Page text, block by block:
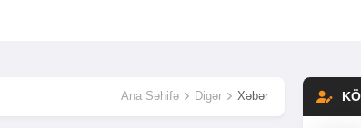
Ana Səhifə Digər Xəbər